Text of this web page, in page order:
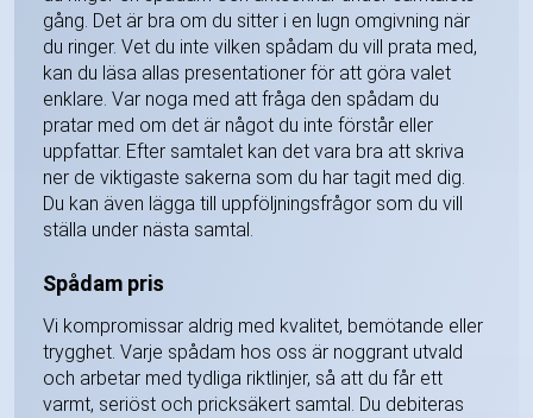
gång. Det är bra om du sitter i en lugn omgivning när
du ringer. Vet du inte vilken spådam du vill prata med,
kan du läsa allas presentationer för att göra valet
enklare. Var noga med att fråga den spådam du
pratar med om det är något du inte förstår eller
uppfattar. Efter samtalet kan det vara bra att skriva
ner de viktigaste sakerna som du har tagit med dig.
Du kan även lägga till uppföljningsfrågor som du vill
ställa under nästa samtal.
Spådam pris
Vi kompromissar aldrig med kvalitet, bemötande eller
trygghet. Varje spådam hos oss är noggrant utvald
och arbetar med tydliga riktlinjer, så att du får ett
varmt, seriöst och pricksäkert samtal. Du debiteras